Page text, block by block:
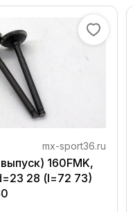
mx-sport36.ru
160FMK,